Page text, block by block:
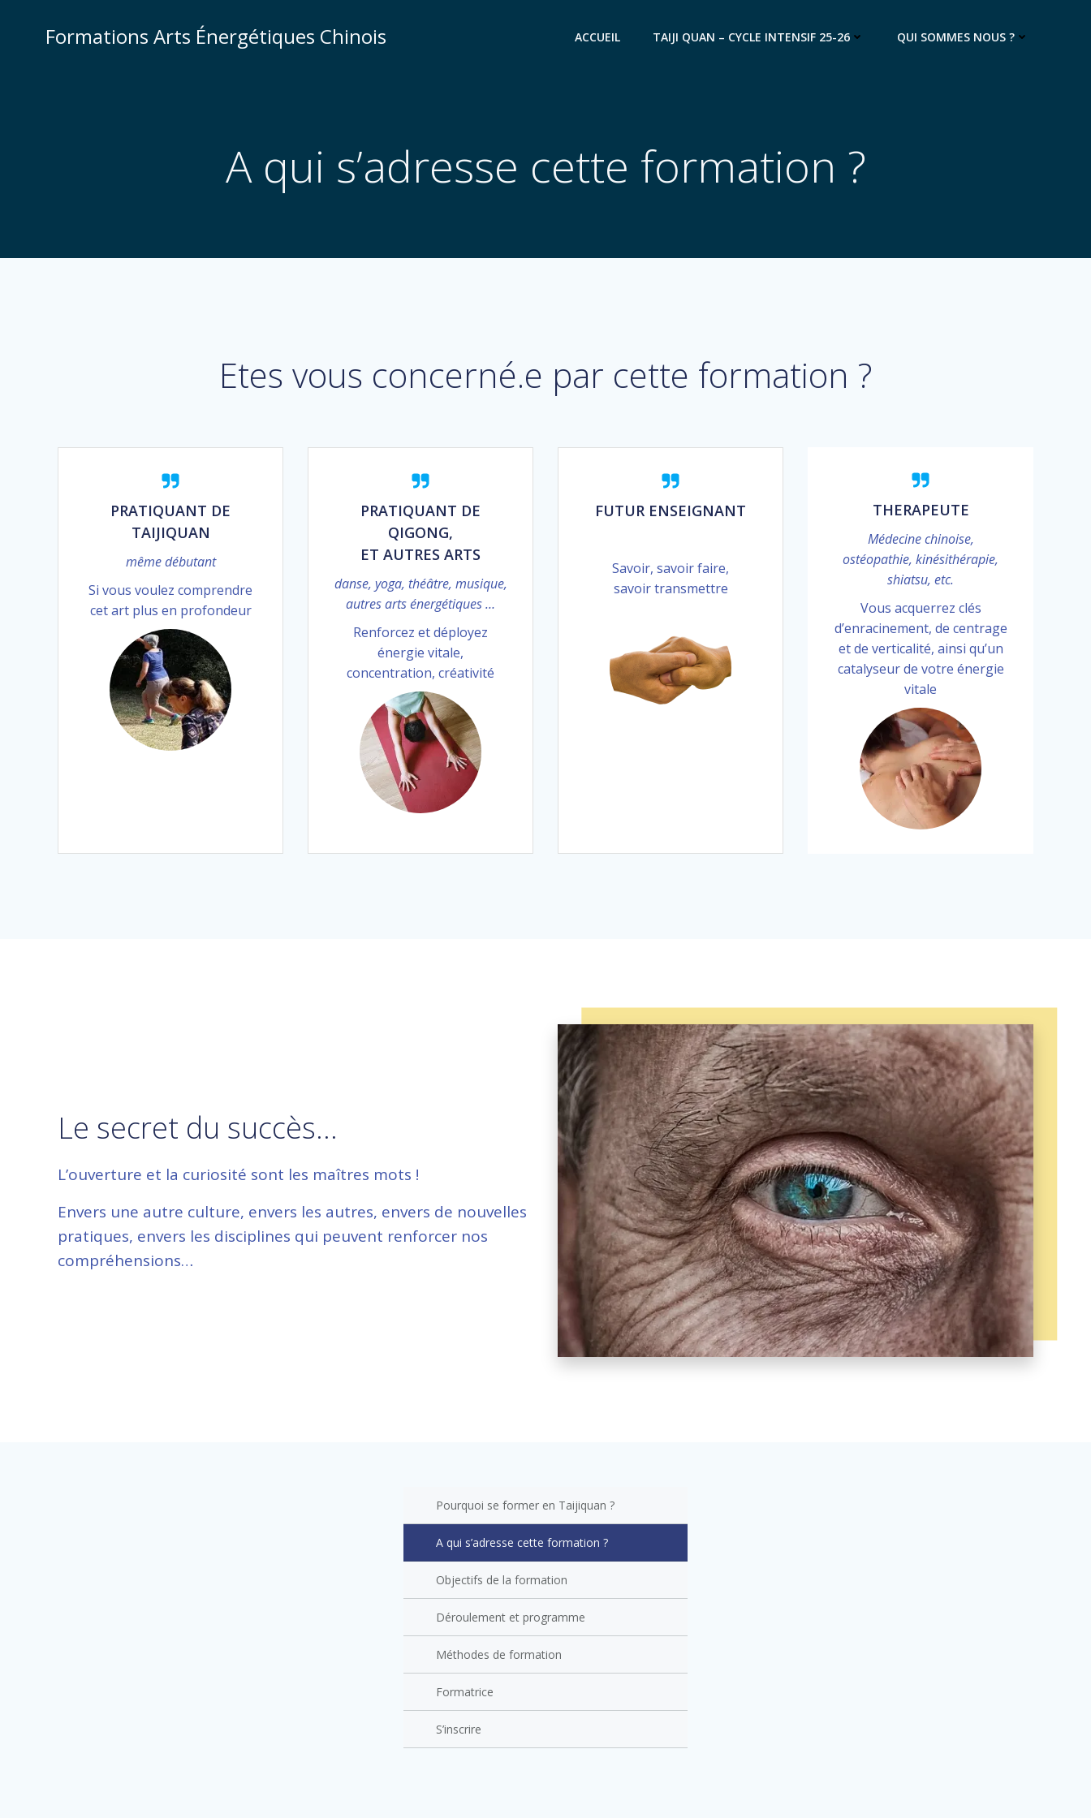
contenuFormations Arts Énergétiques Chinois ACCUEIL TAIJI QUAN – CYCLE INTENSIF 25-26 QUI SOMMES NOUS ?
A qui s’adresse cette formation ?
Etes vous concerné.e par cette formation ?
PRATIQUANT DE
TAIJIQUAN
même débutant
Si vous voulez comprendre
cet art plus en profondeur
PRATIQUANT DE
QIGONG,
ET AUTRES ARTS
danse, yoga, théâtre, musique,
autres arts énergétiques …
Renforcez et déployez
énergie vitale,
concentration, créativité
FUTUR ENSEIGNANT
Savoir, savoir faire,
savoir transmettre
THERAPEUTE
Médecine chinoise,
ostéopathie, kinésithérapie,
shiatsu, etc.
Vous acquerrez clés
d’enracinement, de centrage
et de verticalité, ainsi qu’un
catalyseur de votre énergie
vitale
Le secret du succès…
L’ouverture et la curiosité sont les maîtres mots !
Envers une autre culture, envers les autres, envers de nouvelles
pratiques, envers les disciplines qui peuvent renforcer nos
compréhensions…
Pourquoi se former en Taijiquan ?
A qui s’adresse cette formation ?
Objectifs de la formation
Déroulement et programme
Méthodes de formation
Formatrice
S’inscrire